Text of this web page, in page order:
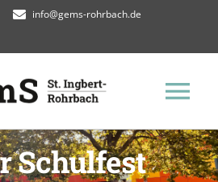
info@gems-rohrbach.de
Schulfest